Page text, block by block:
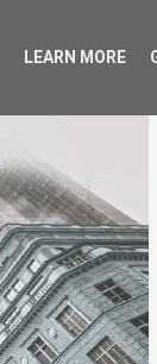
LEARN MORE